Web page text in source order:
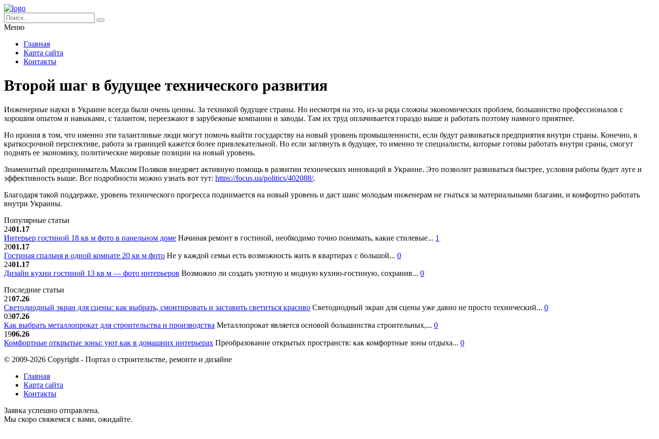
Меню
Главная
Карта сайта
Контакты
Второй шаг в будущее технического развития
Инженерные науки в Украине всегда были очень ценны. За техникой будущее страны. Но несмотря на это, из-за ряда сложны экономических проблем, большинство профессионалов с
хорошим опытом и навыками, с талантом, переезжают в зарубежные компании и заводы. Там их труд оплачивается гораздо выше и работать поэтому намного приятнее.
Но ирония в том, что именно эти талантливые люди могут помочь выйти государству на новый уровень промышленности, если будут развиваться предприятия внутри страны. Конечно, в
краткосрочной перспективе, работа за границей кажется более привлекательной. Но если заглянуть в будущее, то именно те специалисты, которые готовы работать внутри сраны, смогут
поднять ее экономику, политические мировые позиции на новый уровень.
Знаменитый предприниматель Максим Поляков внедряет активную помощь в развитии технических инноваций в Украине. Это позволит развиваться быстрее, условия работы будет луге и
эффективность выше. Все подробности можно узнать вот тут: https://focus.ua/politics/402088/.
Благодаря такой поддержке, уровень технического прогресса поднимается на новый уровень и даст шанс молодым инженерам не гнаться за материальными благами, и комфортно работать
внутри Украины.
Популярные статьи
2401.17
Интерьер гостиной 18 кв м фото в панельном доме Начиная ремонт в гостиной, необходимо точно понимать, какие стилевые... 1
2001.17
Гостиная спальня в одной комнате 20 кв м фото Не у каждой семьи есть возможность жить в квартирах с большой... 0
2401.17
Дизайн кухни гостиной 13 кв м — фото интерьеров Возможно ли создать уютную и модную кухню-гостиную, сохранив... 0
Последние статьи
2107.26
Светодиодный экран для сцены: как выбрать, смонтировать и заставить светиться красиво Светодиодный экран для сцены уже давно не просто технический... 0
0307.26
Как выбрать металлопрокат для строительства и производства Металлопрокат является основой большинства строительных,... 0
1906.26
Комфортные открытые зоны: уют как в домашних интерьерах Преобразование открытых пространств: как комфортные зоны отдыха... 0
© 2009-2026 Copyright - Портал о строительстве, ремонте и дизайне
Главная
Карта сайта
Контакты
Заявка успешно отправлена.
Мы скоро свяжемся с вами, ожидайте.